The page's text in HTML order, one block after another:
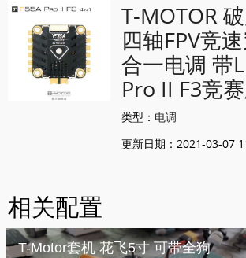
T-MOTOR
四轴FPV竞
合一电调 带
Pro II F3竞
类型： 电调
更新日期：2021-03-07
相关配置
T-Motor套机 花飞5寸 可带全狗